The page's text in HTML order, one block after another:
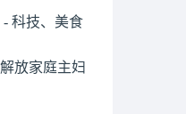
科技、美食
放家庭主妇